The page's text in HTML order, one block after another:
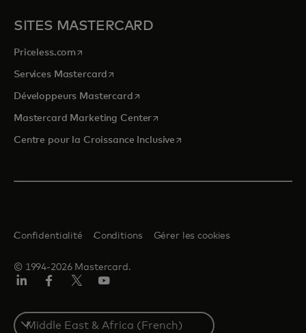
SITES MASTERCARD
Priceless.com s’ouvre dans un nouvel onglet
Services Mastercard s’ouvre dans un nouvel onglet
Développeurs Mastercards’ouvre dans un nouvel onglet
Mastercard Marketing Centers’ouvre dans un nouvel onglet
Centre pour la Croissance Inclusive s’ouvre dans un nouvel
© 1994-2026 Mastercard.
Confidentialité Conditions Gérer les cookies
Select
a